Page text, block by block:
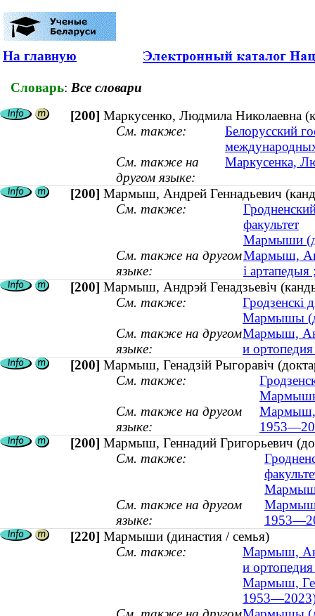
На главную
Словарь: Все словари
[200] Маркусенко, Людмила Николаевна
См. также:
Белорусский
См. также на
другом языке:
Маркусенка,
[200] Мармыш, Андрей Геннадьевич
См. также:
факультет
Мармыши
См. также на другом
языке:
Мармыш,
і
[200] Мармыш, Андрэй Генадзьевіч
См. также:
Гродзенскі
Мармышы
См. также на другом
языке:
Мармыш,
и
[200] Мармыш, Генадзій Рыгоравіч
См. также:
См. также на другом
языке:
Мармыш,
[200] Мармыш, Геннадий Григорьевич
См. также:
См. также на другом
языке:
Мармыш,
[220] Мармыши (династия / семья)
См. также:
Мармыш,
и
Мармыш,